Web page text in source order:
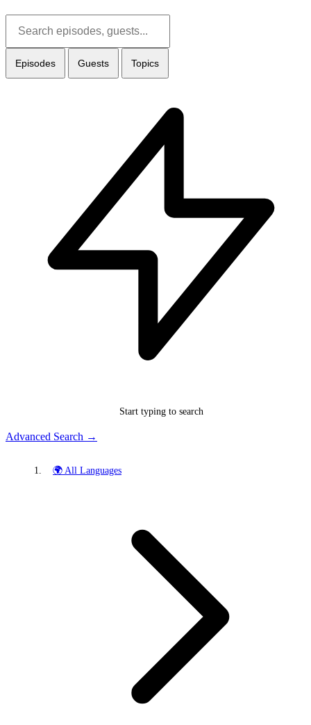
Episodes Guests Topics
Start typing to search
Advanced Search →
🌍 All Languages